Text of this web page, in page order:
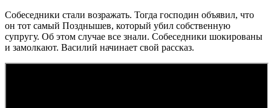
Собеседники стали возражать. Тогда господин объявил, что
он тот самый Позднышев, который убил собственную
супругу. Об этом случае все знали. Собеседники шокированы
и замолкают. Василий начинает свой рассказ.